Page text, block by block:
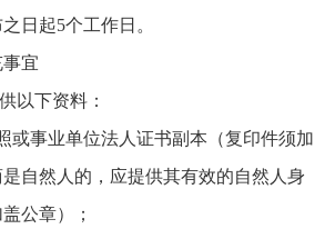
起5个工作日。
宜
下资料：
事业单位法人证书副本（复印件须加
自然人的，应提供其有效的自然人身
公章）；